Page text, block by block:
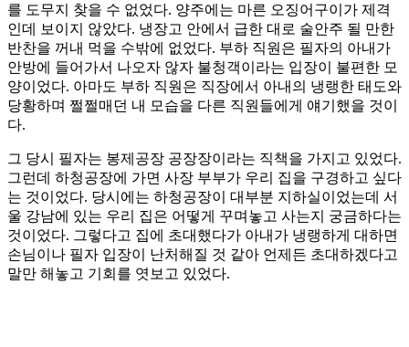
를 도무지 찾을 수 없었다. 양주에는 마른 오징어구이가 제격
인데 보이지 않았다. 냉장고 안에서 급한 대로 술안주 될 만한
반찬을 꺼내 먹을 수밖에 없었다. 부하 직원은 필자의 아내가
안방에 들어가서 나오자 않자 불청객이라는 입장이 불편한 모
양이었다. 아마도 부하 직원은 직장에서 아내의 냉랭한 태도와
당황하며 쩔쩔매던 내 모습을 다른 직원들에게 얘기했을 것이
다.
그 당시 필자는 봉제공장 공장장이라는 직책을 가지고 있었다.
그런데 하청공장에 가면 사장 부부가 우리 집을 구경하고 싶다
는 것이었다. 당시에는 하청공장이 대부분 지하실이었는데 서
울 강남에 있는 우리 집은 어떻게 꾸며놓고 사는지 궁금하다는
것이었다. 그렇다고 집에 초대했다가 아내가 냉랭하게 대하면
손님이나 필자 입장이 난처해질 것 같아 언제든 초대하겠다고
말만 해놓고 기회를 엿보고 있었다.